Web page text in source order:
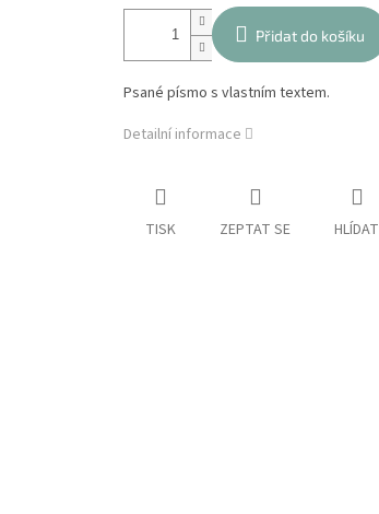
Přidat do košíku
Psané písmo s vlastním textem.
Detailní informace
TISK ZEPTAT SE HLÍDAT